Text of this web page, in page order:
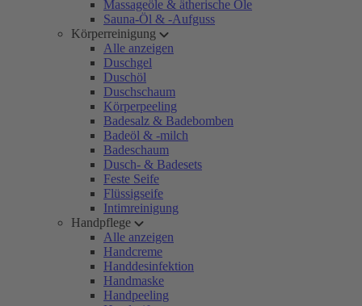
Massageöle & ätherische Öle
Sauna-Öl & -Aufguss
Körperreinigung
Alle anzeigen
Duschgel
Duschöl
Duschschaum
Körperpeeling
Badesalz & Badebomben
Badeöl & -milch
Badeschaum
Dusch- & Badesets
Feste Seife
Flüssigseife
Intimreinigung
Handpflege
Alle anzeigen
Handcreme
Handdesinfektion
Handmaske
Handpeeling